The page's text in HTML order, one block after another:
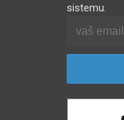
sistemu.